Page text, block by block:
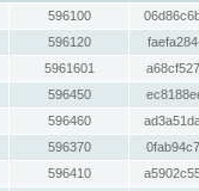
596100
596120
5961601
596450
596460
596370
596410